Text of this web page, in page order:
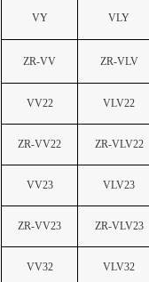
VY VLY
ZR-VV ZR-VLV
VV22 VLV22
ZR-VV22 ZR-VLV22
VV23 VLV23
ZR-VV23 ZR-VLV23
VV32 VLV32